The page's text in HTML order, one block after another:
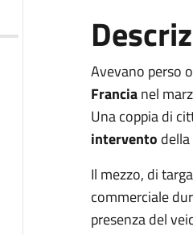
Avevano perso
Francianel
Una coppia di
intervento
Il mezzo, di
commerciale
presenza del